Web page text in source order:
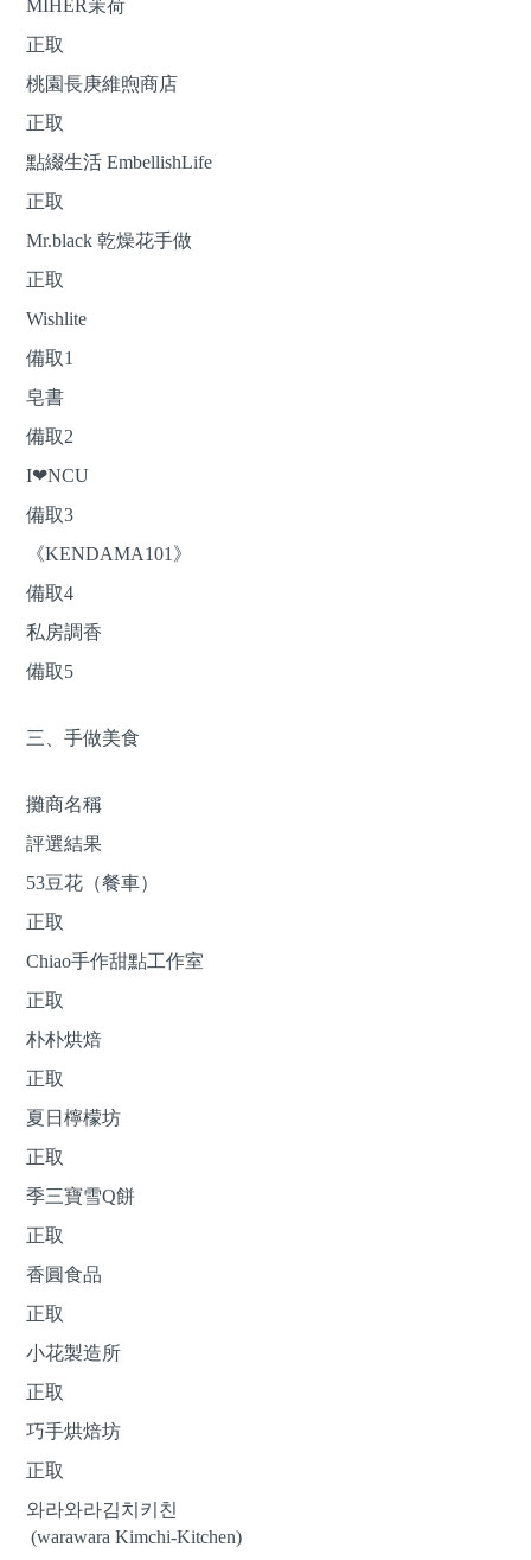
MIHER茉荷
正取
桃園長庚維煦商店
正取
點綴生活 EmbellishLife
正取
Mr.black 乾燥花手做
正取
Wishlite
備取1
皂書
備取2
I❤NCU
備取3
《KENDAMA101》
備取4
私房調香
備取5
三、手做美食
攤商名稱
評選結果
53豆花（餐車）
正取
Chiao手作甜點工作室
正取
朴朴烘焙
正取
夏日檸檬坊
正取
季三寶雪Q餅
正取
香圓食品
正取
小花製造所
正取
巧手烘焙坊
正取
와라와라김치키친
(warawara Kimchi-Kitchen)